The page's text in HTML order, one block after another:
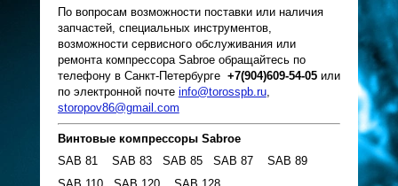
По вопросам возможности поставки или наличия
запчастей, специальных инструментов,
возможности сервисного обслуживания или
ремонта компрессора Sabroe обращайтесь по
телефону в Санкт-Петербурге +7(904)609-54-05или
по электронной почте info@torosspb.ru,
storopov86@gmail.com
Винтовые компрессоры Sabroe
SAB 81 SAB 83 SAB 85 SAB 87 SAB 89